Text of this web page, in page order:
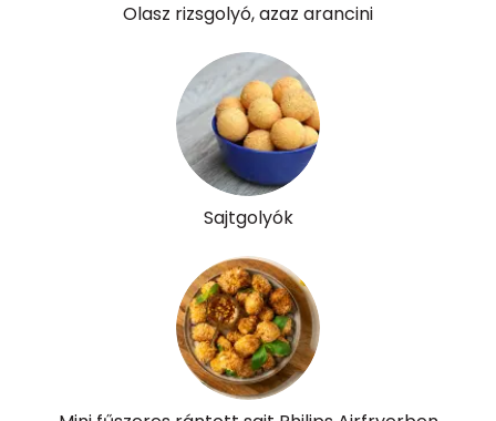
Olasz rizsgolyó, azaz arancini
Sajtgolyók